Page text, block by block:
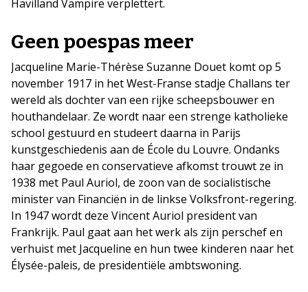
Havilland Vampire verplettert.
Geen poespas meer
Jacqueline Marie-Thérèse Suzanne Douet komt op 5
november 1917 in het West-Franse stadje Challans ter
wereld als dochter van een rijke scheepsbouwer en
houthandelaar. Ze wordt naar een strenge katholieke
school gestuurd en studeert daarna in Parijs
kunstgeschiedenis aan de École du Louvre. Ondanks
haar gegoede en conservatieve afkomst trouwt ze in
1938 met Paul Auriol, de zoon van de socialistische
minister van Financiën in de linkse Volksfront-regering.
In 1947 wordt deze Vincent Auriol president van
Frankrijk. Paul gaat aan het werk als zijn perschef en
verhuist met Jacqueline en hun twee kinderen naar het
Élysée-paleis, de presidentiële ambtswoning.